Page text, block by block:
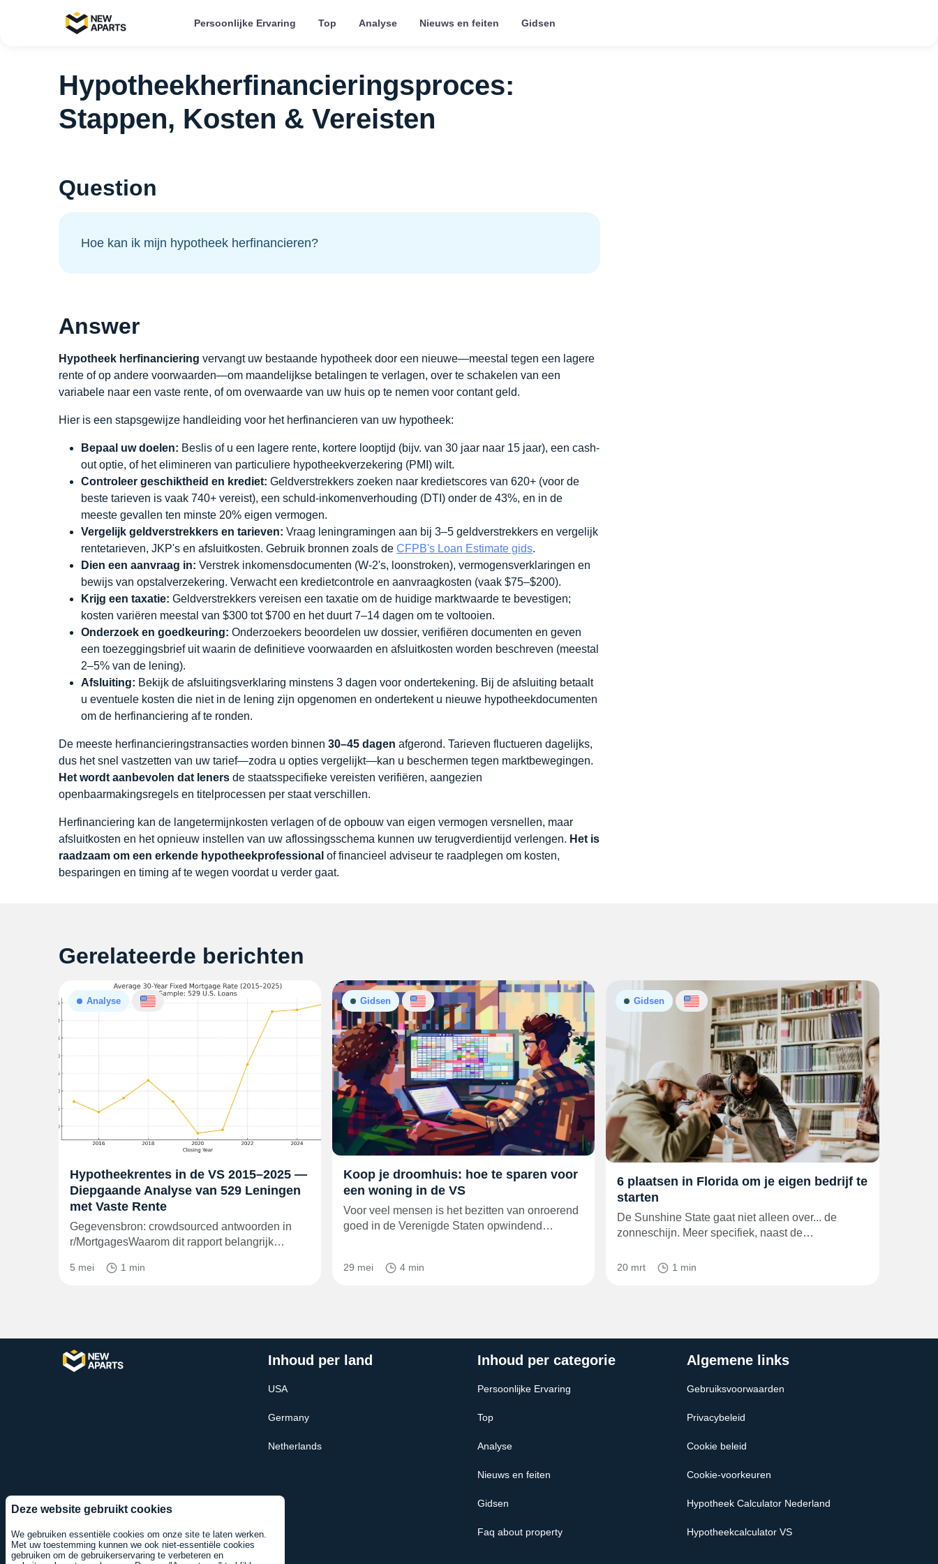
Persoonlijke Ervaring Top Analyse Nieuws en feiten Gidsen
Deze website gebruikt cookies
We gebruiken essentiële cookies om onze site te laten werken.
Met uw toestemming kunnen we ook niet-essentiële cookies
gebruiken om de gebruikerservaring te verbeteren en
Hypotheekherfinancieringsproces:
Stappen, Kosten & Vereisten
Question
Hoe kan ik mijn hypotheek herfinancieren?
Answer
Hypotheek herfinanciering vervangt uw bestaande hypotheek door een nieuwe—meestal tegen een lagere
rente of op andere voorwaarden—om maandelijkse betalingen te verlagen, over te schakelen van een
variabele naar een vaste rente, of om overwaarde van uw huis op te nemen voor contant geld.
Hier is een stapsgewijze handleiding voor het herfinancieren van uw hypotheek:
Bepaal uw doelen: Beslis of u een lagere rente, kortere looptijd (bijv. van 30 jaar naar 15 jaar), een cash-
out optie, of het elimineren van particuliere hypotheekverzekering (PMI) wilt.
Controleer geschiktheid en krediet: Geldverstrekkers zoeken naar kredietscores van 620+ (voor de
beste tarieven is vaak 740+ vereist), een schuld-inkomenverhouding (DTI) onder de 43%, en in de
meeste gevallen ten minste 20% eigen vermogen.
Vergelijk geldverstrekkers en tarieven: Vraag leningramingen aan bij 3–5 geldverstrekkers en vergelijk
rentetarieven, JKP's en afsluitkosten. Gebruik bronnen zoals de CFPB's Loan Estimate gids.
Dien een aanvraag in: Verstrek inkomensdocumenten (W‑2's, loonstroken), vermogensverklaringen en
bewijs van opstalverzekering. Verwacht een kredietcontrole en aanvraagkosten (vaak $75–$200).
Krijg een taxatie: Geldverstrekkers vereisen een taxatie om de huidige marktwaarde te bevestigen;
kosten variëren meestal van $300 tot $700 en het duurt 7–14 dagen om te voltooien.
Onderzoek en goedkeuring: Onderzoekers beoordelen uw dossier, verifiëren documenten en geven
een toezeggingsbrief uit waarin de definitieve voorwaarden en afsluitkosten worden beschreven (meestal
2–5% van de lening).
Afsluiting: Bekijk de afsluitingsverklaring minstens 3 dagen voor ondertekening. Bij de afsluiting betaalt
u eventuele kosten die niet in de lening zijn opgenomen en ondertekent u nieuwe hypotheekdocumenten
om de herfinanciering af te ronden.
De meeste herfinancieringstransacties worden binnen 30–45 dagen afgerond. Tarieven fluctueren dagelijks,
dus het snel vastzetten van uw tarief—zodra u opties vergelijkt—kan u beschermen tegen marktbewegingen.
Het wordt aanbevolen dat leners de staatsspecifieke vereisten verifiëren, aangezien
openbaarmakingsregels en titelprocessen per staat verschillen.
Herfinanciering kan de langetermijnkosten verlagen of de opbouw van eigen vermogen versnellen, maar
afsluitkosten en het opnieuw instellen van uw aflossingsschema kunnen uw terugverdientijd verlengen. Het is
raadzaam om een erkende hypotheekprofessional of financieel adviseur te raadplegen om kosten,
besparingen en timing af te wegen voordat u verder gaat.
Gerelateerde berichten
Analyse
Hypotheekrentes in de VS 2015–2025 —
Diepgaande Analyse van 529 Leningen
met Vaste Rente
Gegevensbron: crowdsourced antwoorden in
r/MortgagesWaarom dit rapport belangrijk…
5 mei 1 min
Gidsen
Koop je droomhuis: hoe te sparen voor
een woning in de VS
Voor veel mensen is het bezitten van onroerend
goed in de Verenigde Staten opwindend…
29 mei 4 min
Gidsen
6 plaatsen in Florida om je eigen bedrijf te
starten
De Sunshine State gaat niet alleen over... de
zonneschijn. Meer specifiek, naast de…
20 mrt 1 min
Inhoud per land
USA
Germany
Netherlands
Inhoud per categorie
Persoonlijke Ervaring
Top
Analyse
Nieuws en feiten
Gidsen
Faq about property
Algemene links
Gebruiksvoorwaarden
Privacybeleid
Cookie beleid
Cookie-voorkeuren
Hypotheek Calculator Nederland
Hypotheekcalculator VS